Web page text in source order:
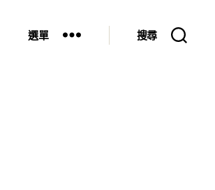
選單 搜尋